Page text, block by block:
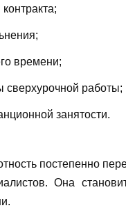
времени;
сверхурочной работы;
занятости.
постепенно
Она